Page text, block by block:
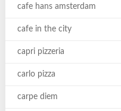
cafe hans amsterdam
cafe in the city
capri pizzeria
carlo pizza
carpe diem